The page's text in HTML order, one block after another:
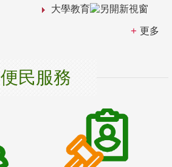
大學教育
更多
便民服務